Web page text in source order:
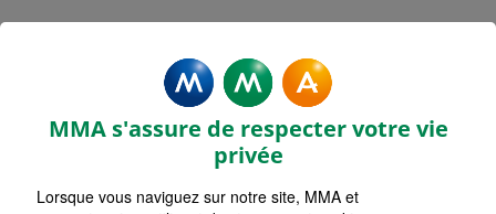
STRASBOURG BRANT
Accueil Assurance Grand Est
Assurance Bas-Rhin (67)
Assurance Strasbourg (67000)
MMA s'assure de respecter votre vie
privée
Lorsque vous naviguez sur notre site, MMA et